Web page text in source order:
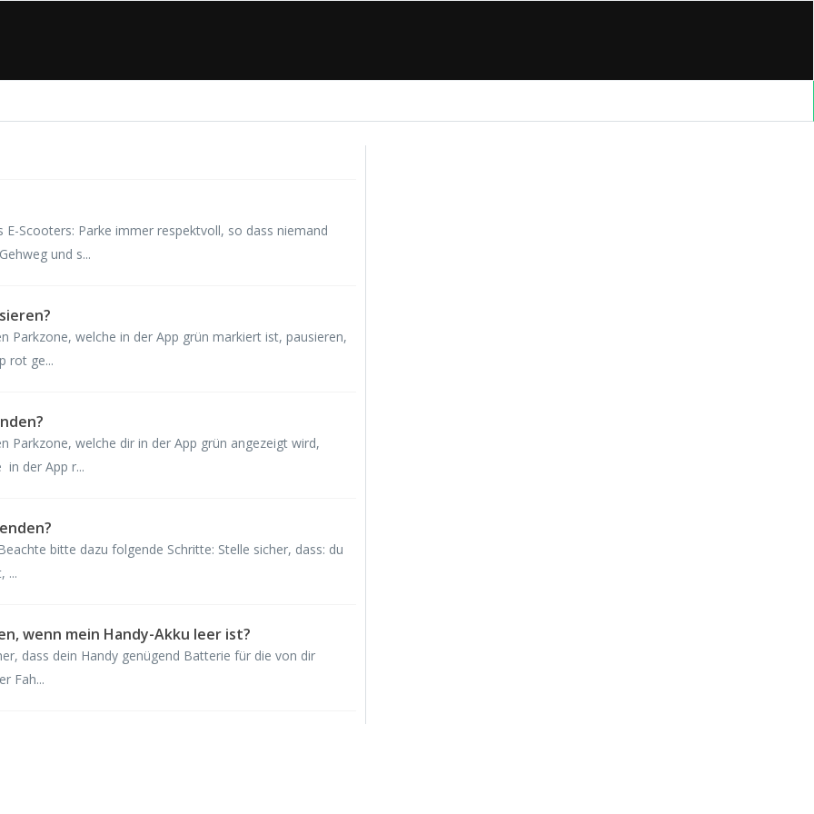
Scooters: Parke immer respektvoll, so dass niemand
und s...
Parkzone, welche in der App grün markiert ist, pausieren,
rot ge...
Parkzone, welche dir in der App grün angezeigt wird,
in der App r...
bitte dazu folgende Schritte: Stelle sicher, dass: du
...
wenn mein Handy-Akku leer ist?
dass dein Handy genügend Batterie für die von dir
Fah...